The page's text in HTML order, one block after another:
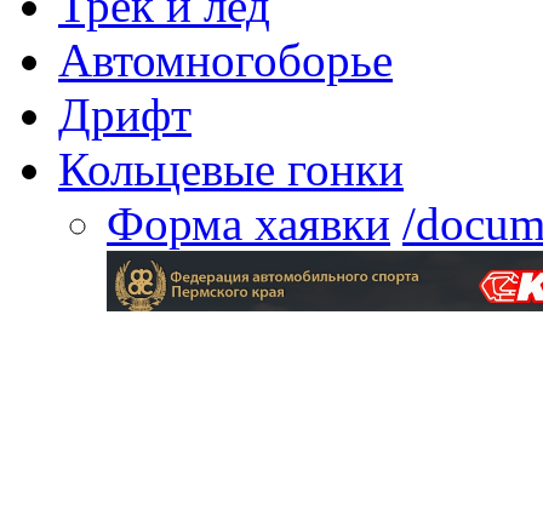
Автомногоборье
Дрифт
Кольцевые гонки
Форма хаявки /